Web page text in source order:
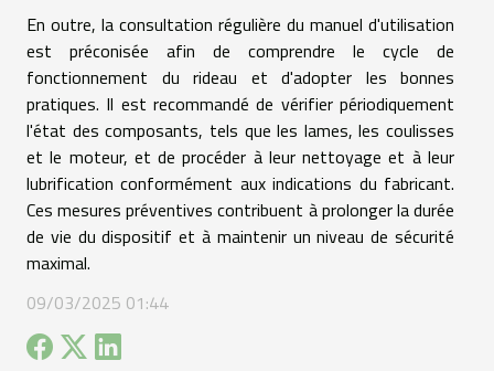
En outre, la consultation régulière du manuel d'utilisation
est préconisée afin de comprendre le cycle de
fonctionnement du rideau et d'adopter les bonnes
pratiques. Il est recommandé de vérifier périodiquement
l'état des composants, tels que les lames, les coulisses
et le moteur, et de procéder à leur nettoyage et à leur
lubrification conformément aux indications du fabricant.
Ces mesures préventives contribuent à prolonger la durée
de vie du dispositif et à maintenir un niveau de sécurité
maximal.
09/03/2025 01:44